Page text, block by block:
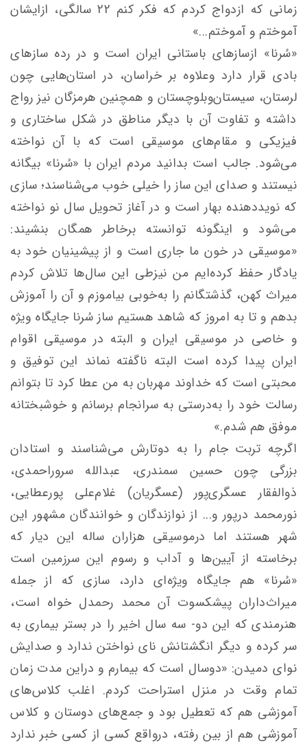
زمانی که ازدواج کردم که فکر کنم 22 سالگی، ازایشان
آموختم و آموختم...»
«سُرنا» ازسازهای باستانی ایران است و در رده سازهای
بادی قرار دارد وعلاوه بر خراسان، در استان‌هایی چون
لرستان، سیستان‌و‌بلوچستان و همچنین هرمزگان نیز رواج
داشته و تفاوت آن با دیگر مناطق در شکل ساختاری و
فیزیکی و مقام‌های موسیقی است که با آن نواخته
می‌شود. جالب است بدانید مردم ایران با «سُرنا» بیگانه
نیستند و صدای این ساز را خیلی خوب می‌شناسند؛ ‌سازی
که نویددهنده بهار است و در آغاز تحویل سال نو نواخته
می‌شود و اینگونه توانسته برخاطر همگان بنشیند:
«موسیقی در خون ما جاری است و از پیشینیان خود به
یادگار حفظ کرده‌ایم من نیزطی این سال‌ها تلاش کردم
میراث کهن، گذشتگانم را به‌خوبی بیاموزم و آن را آموزش
بدهم و تا به امروز که شاهد هستیم ساز سُرنا جایگاه ویژه
و خاصی در موسیقی ایران و البته در موسیقی اقوام
ایران پیدا کرده است البته ناگفته نماند این توفیق و
محبتی است که خداوند مهربان به من عطا کرد تا بتوانم
رسالت خود را به‌درستی به سرانجام برسانم و خوشبختانه
موفق هم شدم.»
اگرچه تربت جام را به دوتارش می‌شناسند و استادان
بزرگی چون حسین سمندری، عبدالله سروراحمدی،
ذوالفقار عسگری‌پور (عسگریان) غلام‌علی پورعطایی،
نورمحمد درپور و... از نوازندگان و خوانندگان مشهور این
شهر هستند اما درموسیقی هزاران ساله این دیار که
برخاسته از آیین‌ها و آداب و رسوم این سرزمین است
«سُرنا» هم جایگاه ویژه‌ای دارد، سازی که از جمله
میراث‌داران پیشکسوت آن محمد رحمدل خواه است،
هنرمندی که این دو- سه سال اخیر را در بستر بیماری به
سر کرده و دیگر انگشتانش نای نواختن ندارد و صدایش
نوای دمیدن: «دوسال است که بیمارم و دراین مدت زمان
تمام وقت در منزل استراحت کردم. اغلب کلاس‌های
آموزشی هم که تعطیل بود و جمع‌های دوستان و کلاس
آموزشی هم از بین رفته، درواقع کسی از کسی خبر ندارد